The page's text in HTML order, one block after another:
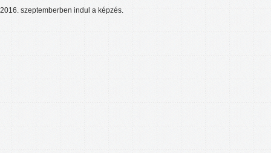
2016. szeptemberben indul a képzés.